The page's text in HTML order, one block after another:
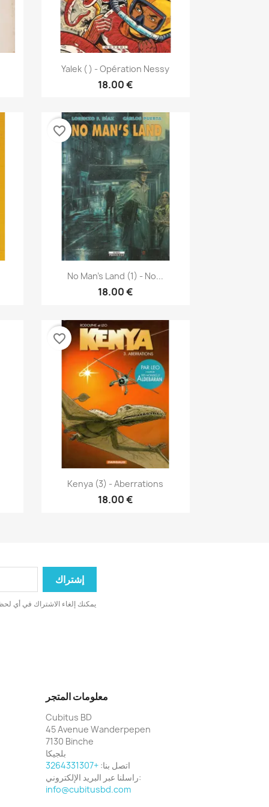
نظرة سريعة
Yalek ( ) - Opération Nessy
18.00 €
نظرة سريعة
No Man's Land (1) - No...
18.00 €
favorite_border
نظرة سريعة
Kenya (3) - Aberrations
18.00 €
favorite_border
يمكنك إلغاء الاشتراك في أي
معلومات المتجر
Cubitus BD
45 Avenue Wanderpepen
7130 Binche
بلجيكا
اتصل بنا: +3264331307
راسلنا عبر البريد الإلكتروني:
info@cubitusbd.com